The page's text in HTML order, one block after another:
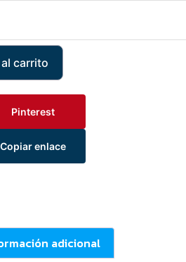
carrito
Pinterest
Copiar enlace
adicional